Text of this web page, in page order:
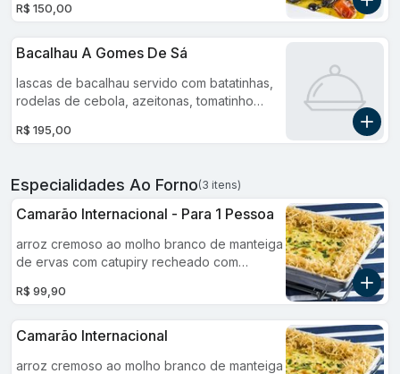
R$ 150,00
Bacalhau A Gomes De Sá
lascas de bacalhau servido com batatinhas,
rodelas de cebola, azeitonas, tomatinho
arroz branco. serve 2 pessoas
R$ 195,00
Especialidades Ao Forno(3 itens)
Camarão Internacional - Para 1 Pessoa
arroz cremoso ao molho branco de manteiga
de ervas com catupiry recheado com
com queijo mussarela e finalizado com
R$ 99,90
Camarão Internacional
arroz cremoso ao molho branco de manteiga